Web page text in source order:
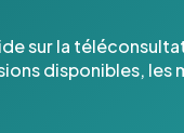
sur la
disponibles, les